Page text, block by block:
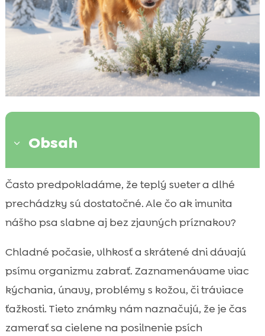
3 Obsah
 Prečo je imunita psa v zime viac zaťažená
 Ako spoznáme oslabenú imunitu u psa
počas zimy
 Výživa ako základ: kvalitné bielkoviny a
správne tuky
 Prírodné doplnky z kuchyne, ktoré vieme
zaradiť bezpečne
Probiotiká a prebiotiká: imunita sa často
Často predpokladáme, že teplý sveter a dlhé
prechádzky sú dostatočné. Ale čo ak imunita
nášho psa slabne aj bez zjavných príznakov?
Chladné počasie, vlhkosť a skrátené dni dávajú
psímu organizmu zabrať. Zaznamenávame viac
kýchania, únavy, problémy s kožou, či tráviace
ťažkosti. Tieto známky nám naznačujú, že je čas
zamerať sa cielene na posilnenie psích